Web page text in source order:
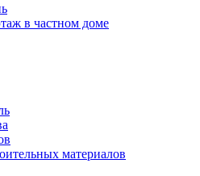
в частном доме
материалов